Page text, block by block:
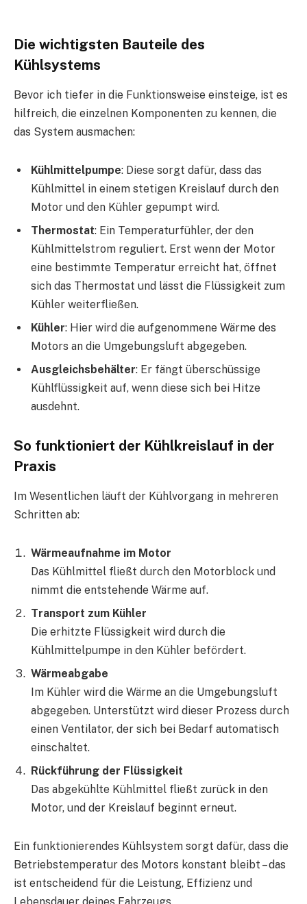
Die wichtigsten Bauteile des
Kühlsystems
Bevor ich tiefer in die Funktionsweise einsteige, ist es
hilfreich, die einzelnen Komponenten zu kennen, die
das System ausmachen:
Kühlmittelpumpe: Diese sorgt dafür, dass das
Kühlmittel in einem stetigen Kreislauf durch den
Motor und den Kühler gepumpt wird.
Thermostat: Ein Temperaturfühler, der den
Kühlmittelstrom reguliert. Erst wenn der Motor
eine bestimmte Temperatur erreicht hat, öffnet
sich das Thermostat und lässt die Flüssigkeit zum
Kühler weiterfließen.
Kühler: Hier wird die aufgenommene Wärme des
Motors an die Umgebungsluft abgegeben.
Ausgleichsbehälter: Er fängt überschüssige
Kühlflüssigkeit auf, wenn diese sich bei Hitze
ausdehnt.
So funktioniert der Kühlkreislauf in der
Praxis
Im Wesentlichen läuft der Kühlvorgang in mehreren
Schritten ab:
Wärmeaufnahme im Motor
Das Kühlmittel fließt durch den Motorblock und
nimmt die entstehende Wärme auf.
Transport zum Kühler
Die erhitzte Flüssigkeit wird durch die
Kühlmittelpumpe in den Kühler befördert.
Wärmeabgabe
Im Kühler wird die Wärme an die Umgebungsluft
abgegeben. Unterstützt wird dieser Prozess durch
einen Ventilator, der sich bei Bedarf automatisch
einschaltet.
Rückführung der Flüssigkeit
Das abgekühlte Kühlmittel fließt zurück in den
Motor, und der Kreislauf beginnt erneut.
Ein funktionierendes Kühlsystem sorgt dafür, dass die
Betriebstemperatur des Motors konstant bleibt – das
ist entscheidend für die Leistung, Effizienz und
Lebensdauer deines Fahrzeugs.